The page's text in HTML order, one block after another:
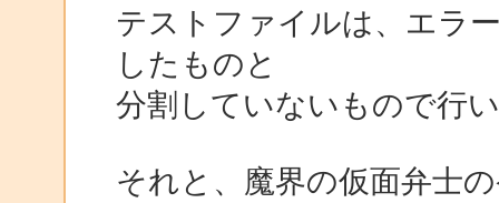
テストファイルは、エラ
したものと
分割していないもので行
それと、魔界の仮面弁士